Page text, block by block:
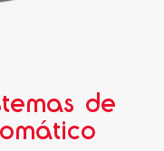
de